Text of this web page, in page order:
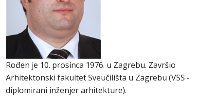
Rođen je 10. prosinca 1976. u Zagrebu. Završio
Arhitektonski fakultet Sveučilišta u Zagrebu (VSS -
diplomirani inženjer arhitekture).